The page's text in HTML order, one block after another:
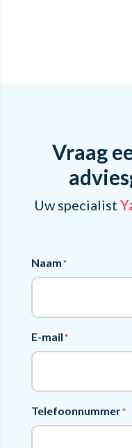
Vraag
Uw specialist
Naam*
E-mail*
Telefoonnummer*